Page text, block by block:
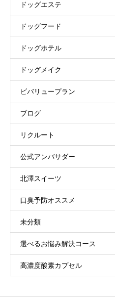
ドッグエステ
ドッグフード
ドッグホテル
ドッグメイク
ビバリュープラン
ブログ
リクルート
公式アンバサダー
北澤スイーツ
口臭予防オススメ
未分類
選べるお悩み解決コース
高濃度酸素カプセル